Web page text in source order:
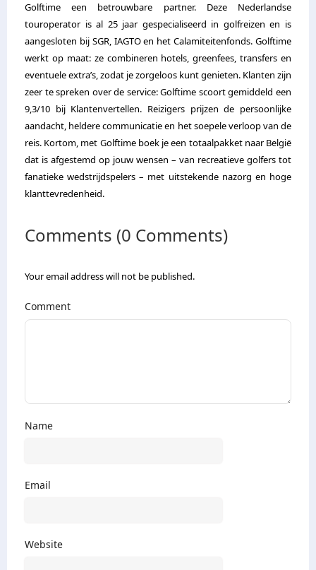
Golftime een betrouwbare partner. Deze Nederlandse
touroperator is al 25 jaar gespecialiseerd in golfreizen en is
aangesloten bij SGR, IAGTO en het Calamiteitenfonds. Golftime
werkt op maat: ze combineren hotels, greenfees, transfers en
eventuele extra’s, zodat je zorgeloos kunt genieten. Klanten zijn
zeer te spreken over de service: Golftime scoort gemiddeld een
9,3/10 bij Klantenvertellen. Reizigers prijzen de persoonlijke
aandacht, heldere communicatie en het soepele verloop van de
reis. Kortom, met Golftime boek je een totaalpakket naar België
dat is afgestemd op jouw wensen – van recreatieve golfers tot
fanatieke wedstrijdspelers – met uitstekende nazorg en hoge
klanttevredenheid.
Comments (0 Comments)
Your email address will not be published.
Comment
Name
Email
Website